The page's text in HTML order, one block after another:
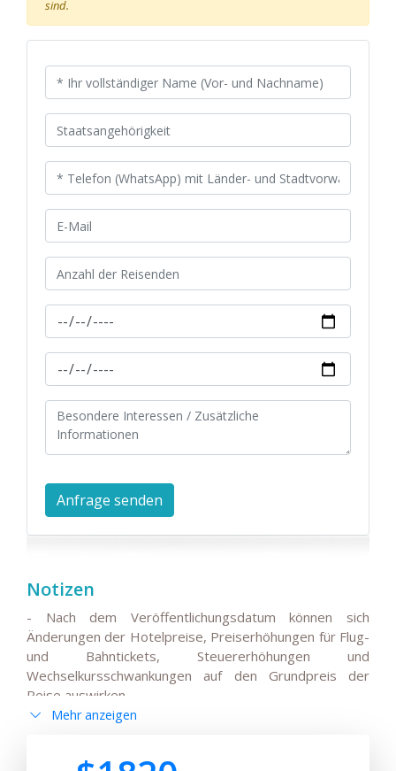
sind.
Notizen
- Nach dem Veröffentlichungsdatum können sich
Änderungen der Hotelpreise, Preiserhöhungen für Flug-
und Bahntickets, Steuererhöhungen und
Wechselkursschwankungen auf den Grundpreis der
Reise auswirken.
- Alle Änderungen der Hauptreiseroute, Änderungen
internationaler Flüge müssen mit den Reisenden
Mehr anzeigen